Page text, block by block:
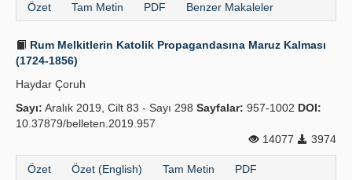
Özet Tam Metin PDF Benzer Makaleler
Rum Melkitlerin Katolik Propagandasına Maruz Kalması
(1724-1856)
Haydar Çoruh
Sayı: Aralık 2019, Cilt 83 - Sayı 298 Sayfalar: 957-1002 DOI:
10.37879/belleten.2019.957
14077
3974
Özet Özet (English) Tam Metin PDF